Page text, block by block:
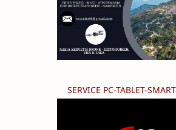
SERVICE PC-TABLET-